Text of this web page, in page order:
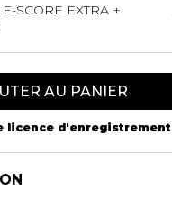
SCORE EXTRA +
AU PANIER
licence d'enregistrement